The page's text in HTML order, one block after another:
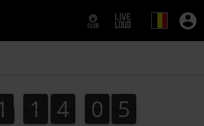
1
1 4
4 0
0 3
4
3
5
4